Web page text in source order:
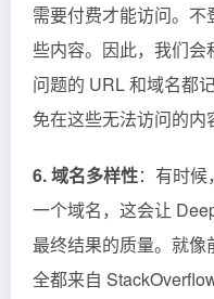
需要付费才能访问。
些内容。因此，我们
问题的 URL 和域名都
免在这些无法访问的内
6. 域名多样性：有时
一个域名，这会让
最终结果的质量。就
全都来自